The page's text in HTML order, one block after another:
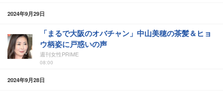
2024年9月29日
「まるで大阪のオバチャン」中山美穂の茶髪＆ヒョ
ウ柄姿に戸惑いの声
週刊女性PRIME
08:00
2024年9月28日